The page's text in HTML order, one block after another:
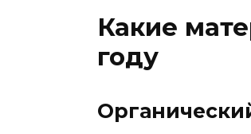
Какие
году